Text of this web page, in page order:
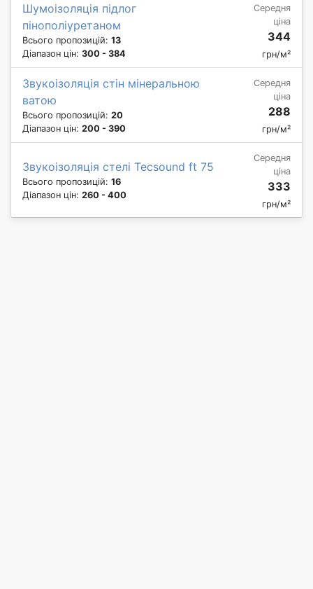
Шумоізоляція підлог
пінополіуретаном
Всього пропозицій: 13
Діапазон цін: 300 - 384
Середня
ціна
344
грн/м²
Звукоізоляція стін мінеральною
ватою
Всього пропозицій: 20
Діапазон цін: 200 - 390
Середня
ціна
288
грн/м²
Звукоізоляція стелі Tecsound ft 75
Всього пропозицій: 16
Діапазон цін: 260 - 400
Середня
ціна
333
грн/м²